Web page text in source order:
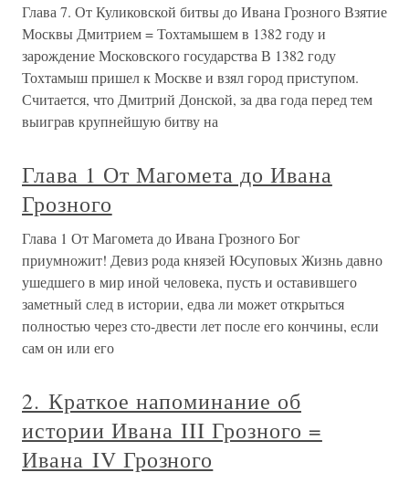
Глава 7. От Куликовской битвы до Ивана Грозного Взятие
Москвы Дмитрием = Тохтамышем в 1382 году и
зарождение Московского государства В 1382 году
Тохтамыш пришел к Москве и взял город приступом.
Считается, что Дмитрий Донской, за два года перед тем
выиграв крупнейшую битву на
Глава 1 От Магомета до Ивана
Грозного
Глава 1 От Магомета до Ивана Грозного Бог
приумножит! Девиз рода князей Юсуповых Жизнь давно
ушедшего в мир иной человека, пусть и оставившего
заметный след в истории, едва ли может открыться
полностью через сто-двести лет после его кончины, если
сам он или его
2. Краткое напоминание об
истории Ивана III Грозного =
Ивана IV Грозного